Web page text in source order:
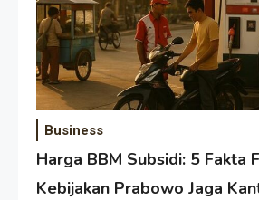
Business
Harga BBM Subsidi: 5 Fakta
Kebijakan Prabowo Jaga